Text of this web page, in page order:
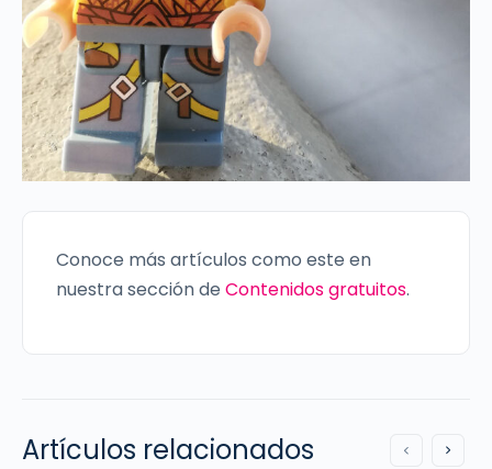
Conoce más artículos como este en
nuestra sección de Contenidos gratuitos.
Artículos relacionados